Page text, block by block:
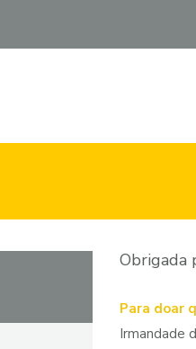
Obrigada
Para doar
Irmandade